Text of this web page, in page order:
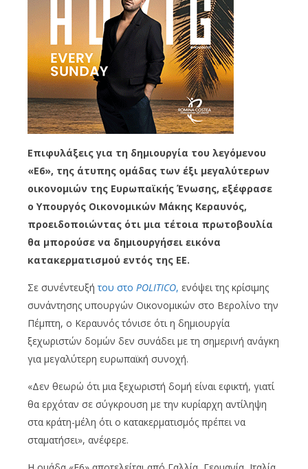
Επιφυλάξεις για τη δημιουργία του λεγόμενου
«E6», της άτυπης ομάδας των έξι μεγαλύτερων
οικονομιών της Ευρωπαϊκής Ένωσης, εξέφρασε
ο Υπουργός Οικονομικών Μάκης Κεραυνός,
προειδοποιώντας ότι μια τέτοια πρωτοβουλία
θα μπορούσε να δημιουργήσει εικόνα
κατακερματισμού εντός της ΕΕ.
Σε συνέντευξήτου στο POLITICO, ενόψει της κρίσιμης
συνάντησης υπουργών Οικονομικών στο Βερολίνο την
Πέμπτη, ο Κεραυνός τόνισε ότι η δημιουργία
ξεχωριστών δομών δεν συνάδει με τη σημερινή ανάγκη
για μεγαλύτερη ευρωπαϊκή συνοχή.
«Δεν θεωρώ ότι μια ξεχωριστή δομή είναι εφικτή, γιατί
θα ερχόταν σε σύγκρουση με την κυρίαρχη αντίληψη
στα κράτη-μέλη ότι ο κατακερματισμός πρέπει να
σταματήσει», ανέφερε.